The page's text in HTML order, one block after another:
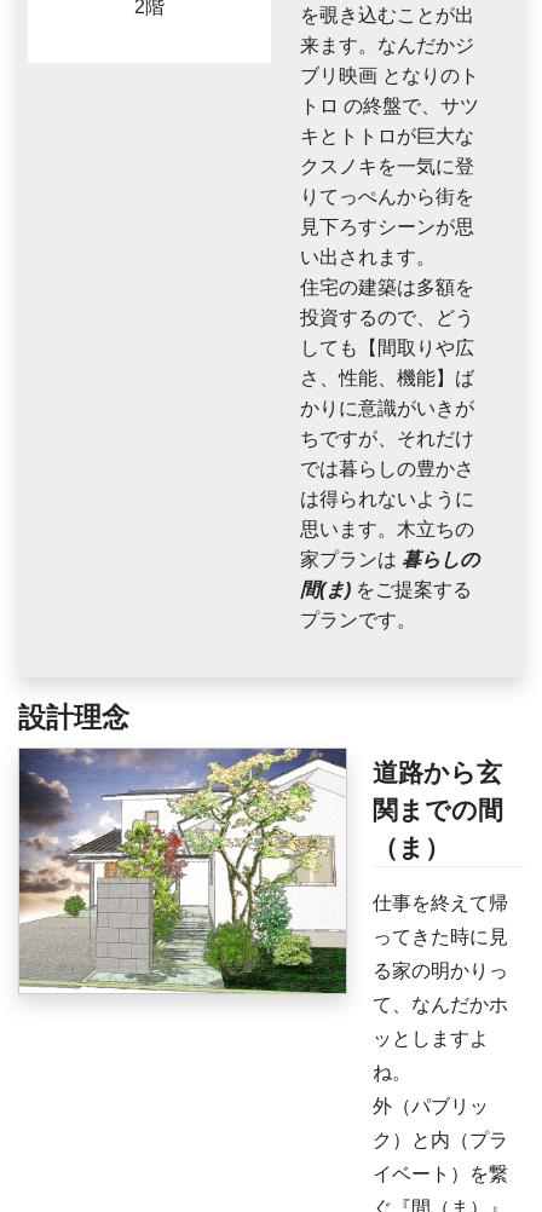
2階
を覗き込むことが出
来ます。なんだかジ
ブリ映画 となりのト
トロ の終盤で、サツ
キとトトロが巨大な
クスノキを一気に登
りてっぺんから街を
見下ろすシーンが思
い出されます。
住宅の建築は多額を
投資するので、どう
しても【間取りや広
さ、性能、機能】ば
かりに意識がいきが
ちですが、それだけ
では暮らしの豊かさ
は得られないように
思います。木立ちの
家プランは暮らしの
間(ま) をご提案する
プランです。
設計理念
道路から玄
関までの間
（ま）
仕事を終えて帰
ってきた時に見
る家の明かりっ
て、なんだかホ
ッとしますよ
ね。
外（パブリッ
ク）と内（プラ
イベート）を繋